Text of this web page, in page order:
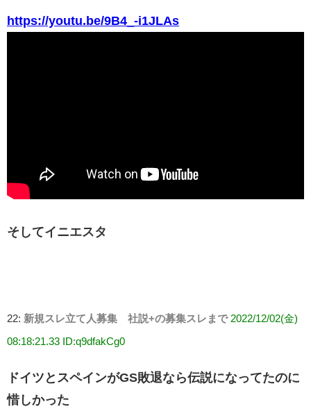
https://youtu.be/9B4_-i1JLAs
そしてイニエスタ
22: 新規スレ立て人募集 社説+の募集スレまで 2022/12/02(金)
08:18:21.33 ID:q9dfakCg0
ドイツとスペインがGS敗退なら伝説になってたのに
惜しかった